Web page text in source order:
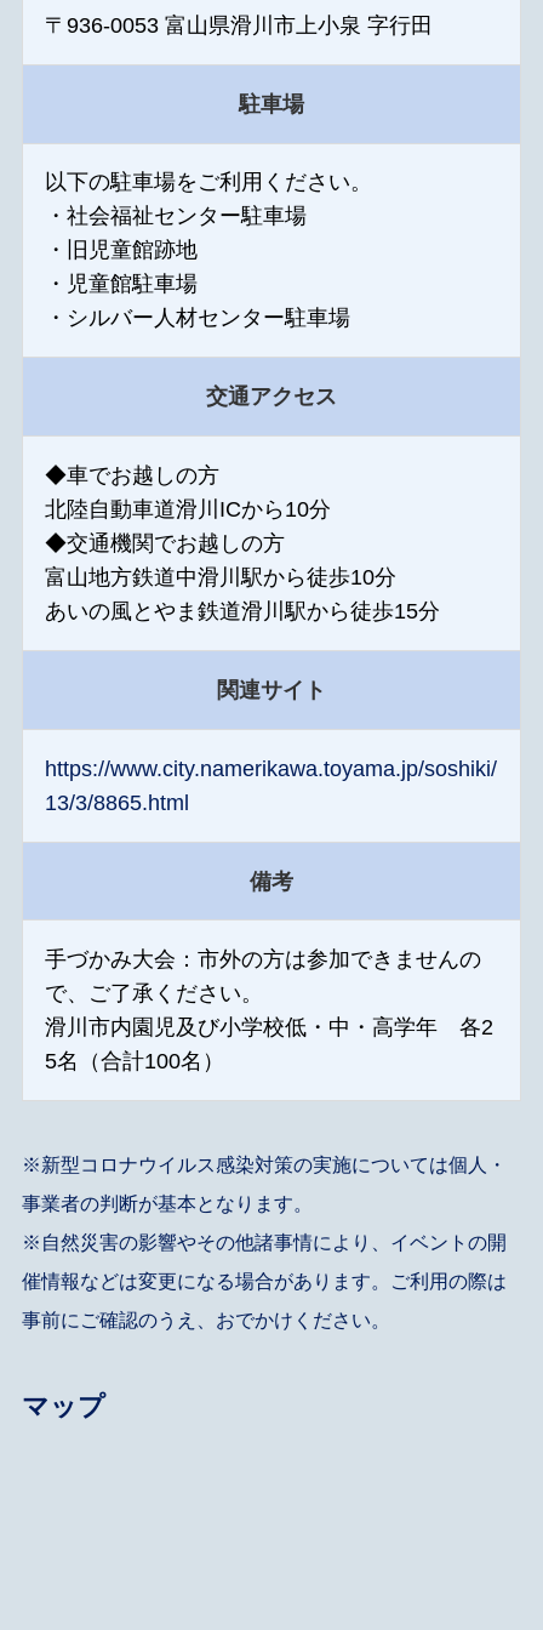
〒936-0053 富山県滑川市上小泉 字行田
駐車場
以下の駐車場をご利用ください。
・社会福祉センター駐車場
・旧児童館跡地
・児童館駐車場
・シルバー人材センター駐車場
交通アクセス
◆車でお越しの方
北陸自動車道滑川ICから10分
◆交通機関でお越しの方
富山地方鉄道中滑川駅から徒歩10分
あいの風とやま鉄道滑川駅から徒歩15分
関連サイト
https://www.city.namerikawa.toyama.jp/soshiki/
13/3/8865.html
備考
手づかみ大会：市外の方は参加できませんの
で、ご了承ください。
滑川市内園児及び小学校低・中・高学年 各2
5名（合計100名）
※新型コロナウイルス感染対策の実施については個人・
事業者の判断が基本となります。
※自然災害の影響やその他諸事情により、イベントの開
催情報などは変更になる場合があります。ご利用の際は
事前にご確認のうえ、おでかけください。
マップ